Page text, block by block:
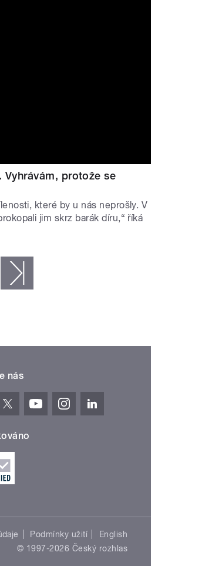
protože se
které by u nás neprošly. V
jim skrz barák díru,“ říká
následující ›
nás
Podmínky užití
English
© 1997-2026 Český rozhlas